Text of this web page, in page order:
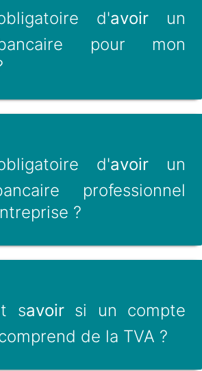
d'avoirun
pour mon
d'avoirun
professionnel
?
savoirsi un compte
de la TVA ?